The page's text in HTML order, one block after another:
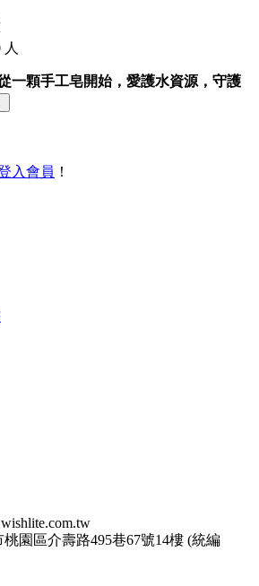
人
一顆手工皂開始，愛護水資源，守護
入會員 ！
桃園區介壽路495巷67號14樓 (統編